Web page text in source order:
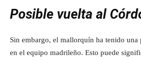
Posible vuelta al
Sin embargo, el mallorquín ha tenido una
en el equipo madrileño. Esto puede